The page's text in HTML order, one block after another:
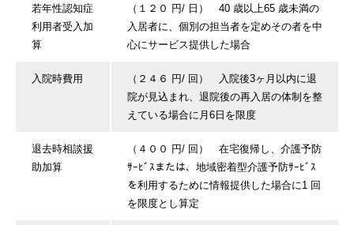
若年性認知症
利用者受入加
算
（１２０ 円/ 日） 40 歳以上65 歳未満の
入居者に、個別の担当者を定めその者を中
心にサービス提供した場合
入院時費用
（２４６ 円/ 回） 入院後3ヶ月以内に退
院が見込まれ、退院後の再入居の体制を整
えている場合に月6日を限度
退去時相談援
助加算
（４００ 円/ 回） 在宅復帰し、介護予防
ｻｰﾋﾞｽまたは、地域密着型介護予防ｻｰﾋﾞｽ
を利用するために情報提供した場合に1 回
を限度とし算定